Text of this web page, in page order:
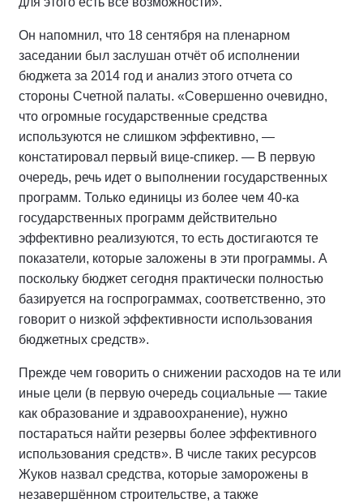
Он напомнил, что 18 сентября на пленарном
заседании был заслушан отчёт об исполнении
бюджета за 2014 год и анализ этого отчета со
стороны Счетной палаты. «Совершенно очевидно,
что огромные государственные средства
используются не слишком эффективно, —
констатировал первый вице-спикер. — В первую
очередь, речь идет о выполнении государственных
программ. Только единицы из более чем 40-ка
государственных программ действительно
эффективно реализуются, то есть достигаются те
показатели, которые заложены в эти программы. А
поскольку бюджет сегодня практически полностью
базируется на госпрограммах, соответственно, это
говорит о низкой эффективности использования
бюджетных средств».
Прежде чем говорить о снижении расходов на те или
иные цели (в первую очередь социальные — такие
как образование и здравоохранение), нужно
постараться найти резервы более эффективного
использования средств». В числе таких ресурсов
Жуков назвал средства, которые заморожены в
незавершённом строительстве, а также